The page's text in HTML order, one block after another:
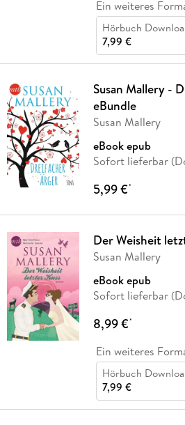
Ein weiteres
Hörbuch
7,99 €
Susan Mallery -
eBundle
Susan Mallery
eBook epub
Sofort lieferbar
5,99 €*
Der Weisheit
Susan Mallery
eBook epub
Sofort lieferbar
8,99 €*
Ein weiteres
Hörbuch
7,99 €